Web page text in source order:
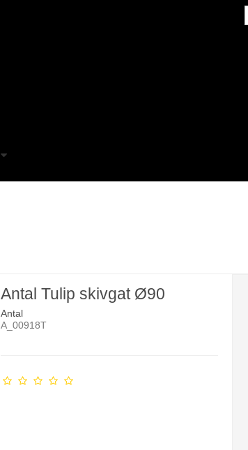
Antal Tulip skivgat Ø90
Antal
A_00918T